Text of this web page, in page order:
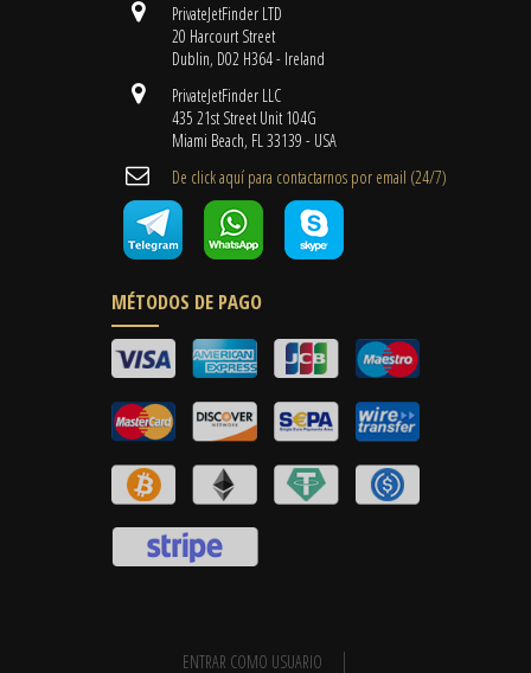
PrivateJetFinder LTD
20 Harcourt Street
Dublin, D02 H364 - Ireland
PrivateJetFinder LLC
435 21st Street Unit 104G
Miami Beach, FL 33139 - USA
De click aquí para contactarnos por email ​(24/7)
MÉTODOS DE PAGO
ENTRAR COMO USUARIO